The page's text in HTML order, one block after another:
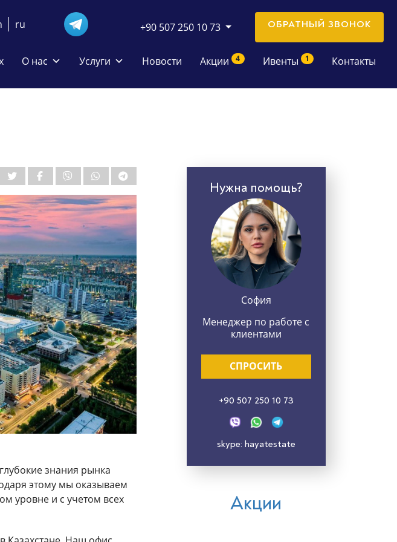
ru +90 507 250 10 73 ОБРАТНЫЙ ЗВОНОК
О нас Услуги Новости Акции 4 Ивенты 1 Контакты
знания рынка
этому мы оказываем
уровне и с учетом всех
Нужна помощь?
София
Менеджер по работе с
клиентами
СПРОСИТЬ
+90 507 250 10 73
skype: hayatestate
Акции